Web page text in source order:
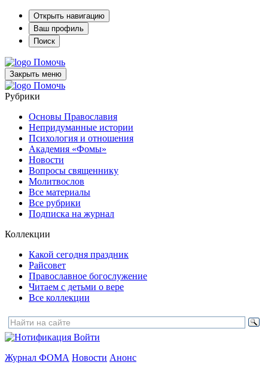
Открыть навигацию
Ваш профиль
Поиск
Помочь
Закрыть меню
Помочь
Рубрики
Основы Православия
Непридуманные истории
Психология и отношения
Академия «Фомы»
Новости
Вопросы священнику
Молитвослов
Все материалы
Все рубрики
Подписка на журнал
Коллекции
Какой сегодня праздник
Райсовет
Православное богослужение
Читаем с детьми о вере
Все коллекции
Войти
Журнал ФОМА Новости Анонс